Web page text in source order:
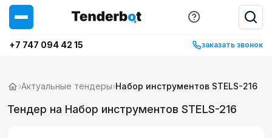
+7 747 094 42 15 заказать звонок
›Актуальные тендеры›Набор инструментов STELS-216
Тендер на Набор инструментов STELS-216